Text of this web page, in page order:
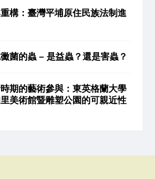
構：臺灣平埔原住民族法制進
菌的蟲 – 是益蟲？還是害蟲？
期的藝術參與：東英格蘭大學
美術館暨雕塑公園的可親近性